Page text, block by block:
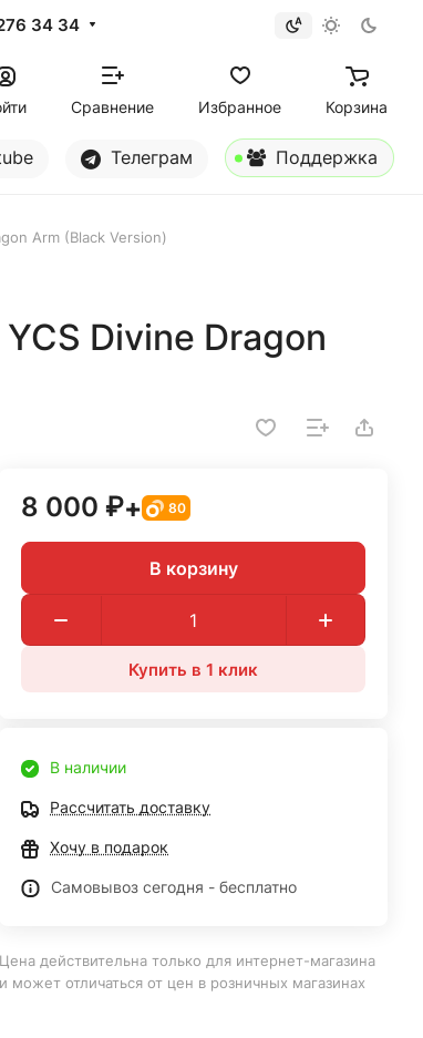
34 34
Сравнение Избранное Корзина
Телеграм Поддержка
Arm (Black Version)
Divine Dragon
8 000 ₽+ 80
В корзину
Купить в 1 клик
В наличии
Рассчитать доставку
Хочу в подарок
Самовывоз сегодня - бесплатно
Цена действительна только для интернет-магазина
и может отличаться от цен в розничных магазинах